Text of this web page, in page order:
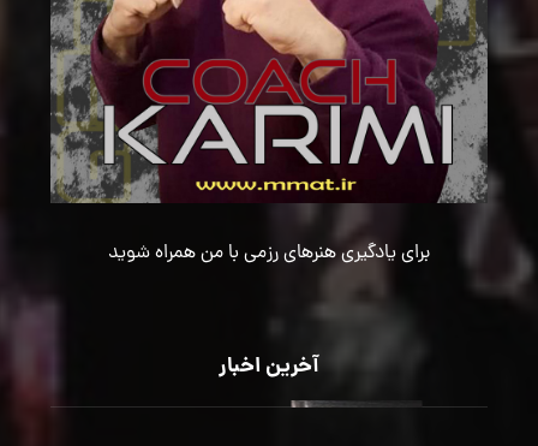
برای یادگیری هنرهای رزمی با من همراه شوید
آخرین اخبار